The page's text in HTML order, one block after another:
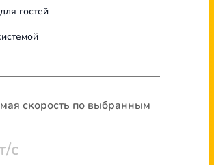
гостей
скорость по выбранным
с